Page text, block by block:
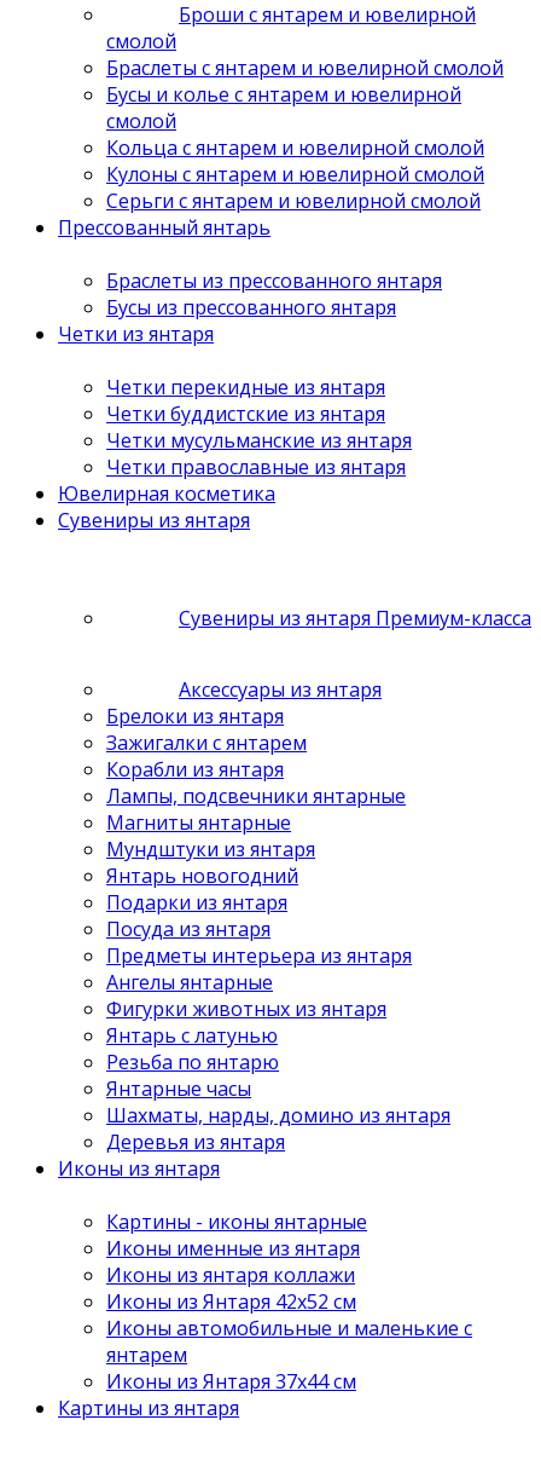
Броши с янтарем и ювелирной
смолой
Браслеты с янтарем и ювелирной смолой
Бусы и колье с янтарем и ювелирной
смолой
Кольца с янтарем и ювелирной смолой
Кулоны с янтарем и ювелирной смолой
Серьги с янтарем и ювелирной смолой
Прессованный янтарь
Браслеты из прессованного янтаря
Бусы из прессованного янтаря
Четки из янтаря
Четки перекидные из янтаря
Четки буддистские из янтаря
Четки мусульманские из янтаря
Четки православные из янтаря
Ювелирная косметика
Сувениры из янтаря
Сувениры из янтаря Премиум-класса
Аксессуары из янтаря
Брелоки из янтаря
Зажигалки с янтарем
Корабли из янтаря
Лампы, подсвечники янтарные
Магниты янтарные
Мундштуки из янтаря
Янтарь новогодний
Подарки из янтаря
Посуда из янтаря
Предметы интерьера из янтаря
Ангелы янтарные
Фигурки животных из янтаря
Янтарь с латунью
Резьба по янтарю
Янтарные часы
Шахматы, нарды, домино из янтаря
Деревья из янтаря
Иконы из янтаря
Картины - иконы янтарные
Иконы именные из янтаря
Иконы из янтаря коллажи
Иконы из Янтаря 42х52 см
Иконы автомобильные и маленькие с
янтарем
Иконы из Янтаря 37х44 см
Картины из янтаря